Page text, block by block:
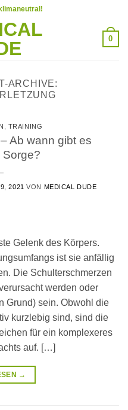
0
ARCHIVE:
TRAINING
Ab wann gibt es
Sorge?
2021 VON MEDICAL DUDE
Gelenk des Körpers.
ist sie anfällig
Die Schulterschmerzen
werden oder
Grund) sein. Obwohl die
kurzlebig sind, sind die
für ein komplexeres
auf. […]
→